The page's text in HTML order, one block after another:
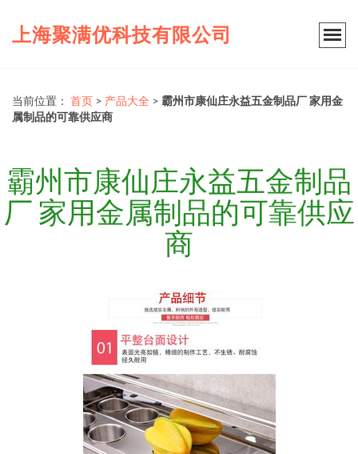
上海聚满优科技有限公司
当前位置： 首页 > 产品大全 > 霸州市康仙庄永益五金制品厂 家用金
属制品的可靠供应商
霸州市康仙庄永益五金制品
厂 家用金属制品的可靠供应
商